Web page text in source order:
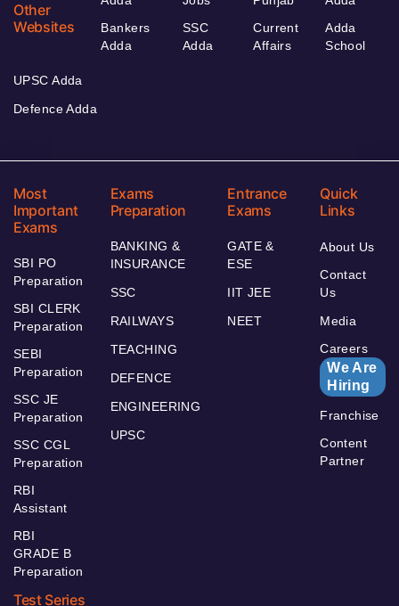
Other
Websites
Bankers
Adda
SSC
Adda
Current
Affairs
Adda
School
UPSC Adda
Defence Adda
Most
Important
Exams
SBI PO
Preparation
SBI CLERK
Preparation
SEBI
Preparation
SSC JE
Preparation
SSC CGL
Preparation
RBI
Assistant
RBI
GRADE B
Preparation
Exams
Preparation
BANKING &
INSURANCE
SSC
RAILWAYS
TEACHING
DEFENCE
ENGINEERING
UPSC
Entrance
Exams
GATE &
ESE
IIT JEE
NEET
Quick
Links
About Us
Contact
Us
Media
Careers
We Are
Hiring
Franchise
Content
Partner
Test Series